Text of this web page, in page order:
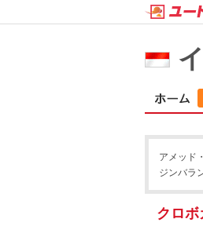
アメッド
ジンバラ
クロボ